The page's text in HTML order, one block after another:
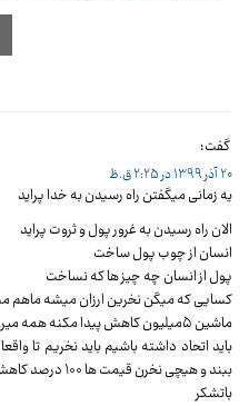
گفت:
20 آذر 1399 در 2:25 ق.ظ
یه زمانی میگفتن راه رسیدن به خدا پراید
الان راه رسیدن به غرور پول و ثروت پراید
انسان از چوب پول ساخت
پول از انسان چه چیز ها که نساخت
کسایی که میگن نخرین ارزان میشه
ماشین ۵میلیون کاهش پیدا مکنه همه میرن برای خرید ماشین
باید اتحاد داشته باشیم باید نخریم تا
ببند و هیچی نخرن قیمت ها ۱۰۰ درصد کاهش پیدا مکنه
باتشکر